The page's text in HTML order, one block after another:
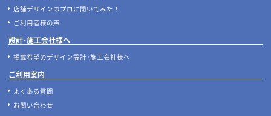
店舗デザインのプロに聞いてみた！
ご利用者様の声
設計･施工会社様へ
掲載希望のデザイン設計･施工会社様へ
ご利用案内
よくある質問
お問い合わせ